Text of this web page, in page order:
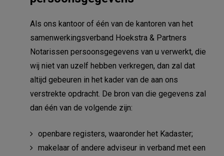
Als ons kantoor of één van de kantoren van het
samenwerkingsverband Hoekstra & Partners
Notarissen persoonsgegevens van u verwerkt, die
wij niet van uzelf hebben verkregen, dan zal dat
altijd gebeuren in het kader van de aan ons
verstrekte opdracht. De bron van die gegevens zal
dan één van de volgende zijn:
openbare registers, waaronder het Kadaster;
makelaar of andere adviseur in verband met een